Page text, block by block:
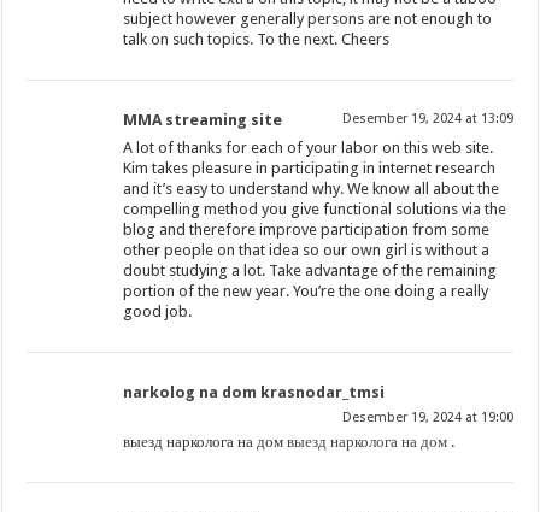
subject however generally persons are not enough to
talk on such topics. To the next. Cheers
MMA streaming site Desember 19, 2024 at 13:09
A lot of thanks for each of your labor on this web site.
Kim takes pleasure in participating in internet research
and it’s easy to understand why. We know all about the
compelling method you give functional solutions via the
blog and therefore improve participation from some
other people on that idea so our own girl is without a
doubt studying a lot. Take advantage of the remaining
portion of the new year. You’re the one doing a really
good job.
narkolog na dom krasnodar_tmsi
Desember 19, 2024 at 19:00
выезд нарколога на домвыезд нарколога на дом .